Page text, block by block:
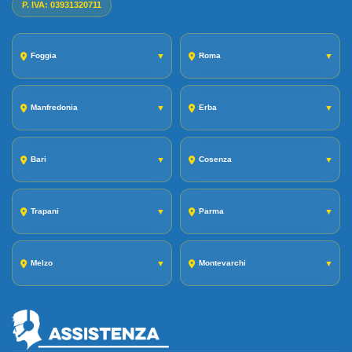
P. IVA: 03931320711
Foggia ▼ Roma ▼
Manfredonia ▼ Erba ▼
Bari ▼ Cosenza ▼
Trapani ▼ Parma ▼
Melzo ▼ Montevarchi ▼